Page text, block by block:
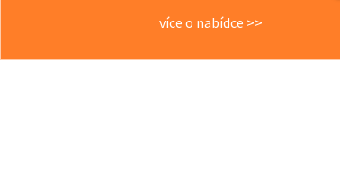
více o nabídce >>